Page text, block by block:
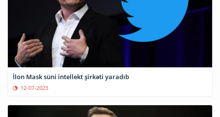
İlon Mask süni intellekt şirkəti yaradıb
12-07-2023